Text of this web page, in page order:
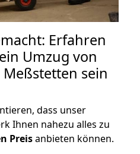
Erfahren
Umzug von
sein
dass unser
Ihnen nahezu alles zu
Preisanbieten können.